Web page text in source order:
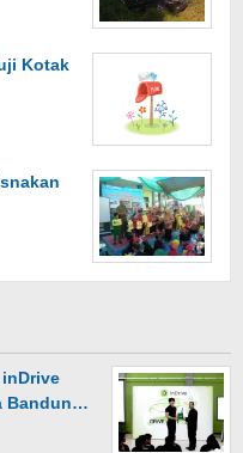
Kotak
Bandun…